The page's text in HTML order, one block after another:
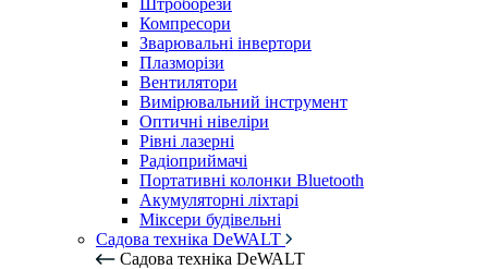
Штроборези
Компресори
Зварювальні інвертори
Плазморізи
Вентилятори
Вимірювальний інструмент
Оптичні нівеліри
Рівні лазерні
Радіоприймачі
Портативні колонки Bluetooth
Акумуляторні ліхтарі
Міксери будівельні
Садова техніка DeWALT
Садова техніка DeWALT